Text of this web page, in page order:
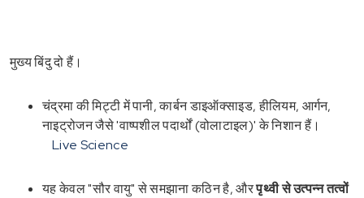
मुख्य बिंदु दो हैं।
चंद्रमा की मिट्टी में पानी, कार्बन डाइऑक्साइड, हीलियम, आर्गन,
नाइट्रोजन जैसे 'वाष्पशील पदार्थों (वोलाटाइल)' के निशान हैं।
Live Science
यह केवल "सौर वायु" से समझाना कठिन है, औरपृथ्वी से उत्पन्न तत्वों